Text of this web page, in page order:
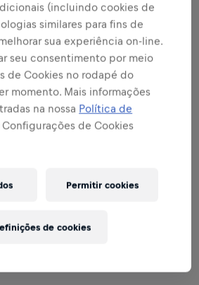
DA MARCA E
EM VENDAS
to this position
(incluindo cookies de
similares para fins de
sua experiência on-line.
seu consentimento por meio
de Cookies no rodapé do
momento. Mais informações
na nossa Política de
Configurações de Cookies
Permitir cookies
de cookies